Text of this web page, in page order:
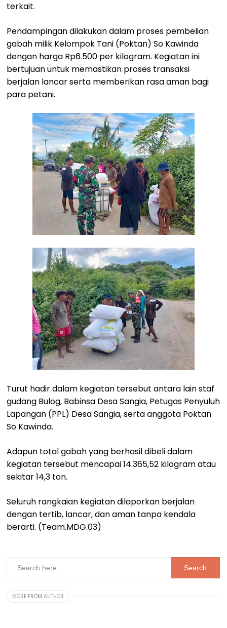
terkait.
Pendampingan dilakukan dalam proses pembelian
gabah milik Kelompok Tani (Poktan) So Kawinda
dengan harga Rp6.500 per kilogram. Kegiatan ini
bertujuan untuk memastikan proses transaksi
berjalan lancar serta memberikan rasa aman bagi
para petani.
Turut hadir dalam kegiatan tersebut antara lain staf
gudang Bulog, Babinsa Desa Sangia, Petugas Penyuluh
Lapangan (PPL) Desa Sangia, serta anggota Poktan
So Kawinda.
Adapun total gabah yang berhasil dibeli dalam
kegiatan tersebut mencapai 14.365,52 kilogram atau
sekitar 14,3 ton.
Seluruh rangkaian kegiatan dilaporkan berjalan
dengan tertib, lancar, dan aman tanpa kendala
berarti. (Team.MDG.03)
MORE FROM AUTHOR